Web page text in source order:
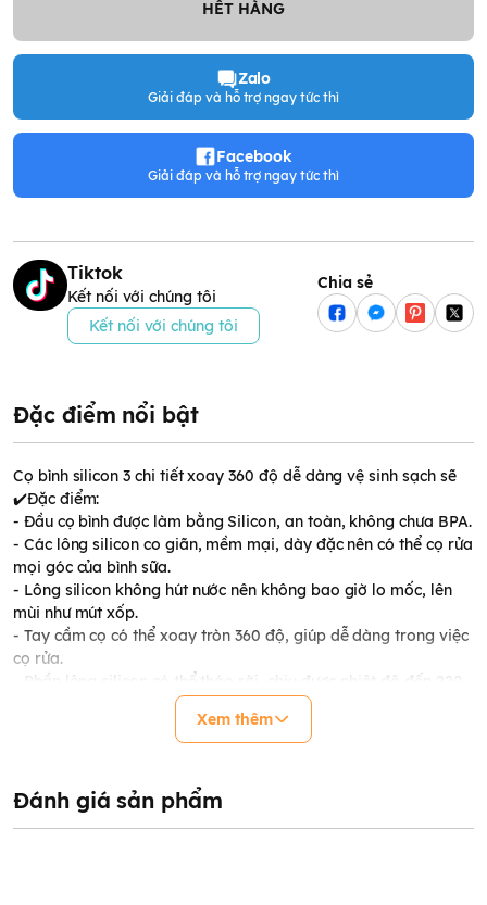
HẾT HÀNG
Zalo
Giải đáp và hỗ trợ ngay tức thì
Facebook
Giải đáp và hỗ trợ ngay tức thì
Tiktok
Kết nối với chúng tôi
Kết nối với chúng tôi
Chia sẻ
Đặc điểm nổi bật
Cọ bình silicon 3 chi tiết xoay 360 độ dễ dàng vệ sinh sạch sẽ
✔️Đặc điểm:
- Đầu cọ bình được làm bằng Silicon, an toàn, không chưa BPA.
- Các lông silicon co giãn, mềm mại, dày đặc nên có thể cọ rửa
mọi góc của bình sữa.
- Lông silicon không hút nước nên không bao giờ lo mốc, lên
mùi như mút xốp.
- Tay cầm cọ có thể xoay tròn 360 độ, giúp dễ dàng trong việc
cọ rửa.
- Phần lông silicon có thể tháo rời, chịu được nhiệt độ đến 220
độ C và tay cầm chịu nhiệt độ 120 độ C, nên có thể khử trùng
- Đầu cọ được thiết kế gai silicon (không mốc, không mùi hôi)
xước bình
- Tay cầm bằng nhựa PP (không chứa BPA) được thiết kế với
Xem thêm
Đánh giá sản phẩm